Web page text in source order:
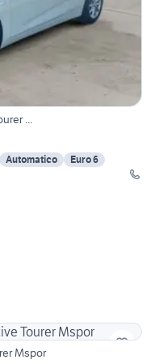
...
Automatico
Euro 6
Mspor